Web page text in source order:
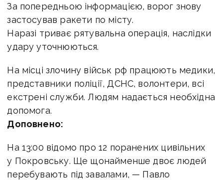
За попередньою інформацією, ворог знову
застосував ракети по місту.
Наразі триває рятувальна операція, наслідки
удару уточнюються.
На місці злочину військ рф працюють медики,
представники поліції, ДСНС, волонтери, всі
екстрені служби. Людям надається необхідна
допомога.
Доповнено:
На 13:00 відомо про 12 поранених цивільних
у Покровську. Ще щонайменше двоє людей
перебувають під завалами, — Павло